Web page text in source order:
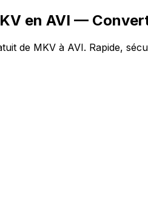
en AVI —
de MKV à AVI. Rapide,